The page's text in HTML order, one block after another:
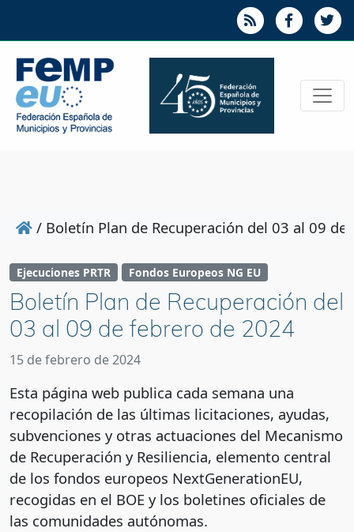
/ Boletín Plan de Recuperación del 03 al 09
Ejecuciones PRTR Fondos Europeos NG EU
Boletín Plan de Recuperación del
03 al 09 de febrero de 2024
15 de febrero de 2024
Esta página web publica cada semana una
recopilación de las últimas licitaciones, ayudas,
subvenciones y otras actuaciones del Mecanismo
de Recuperación y Resiliencia, elemento central
de los fondos europeos NextGenerationEU,
recogidas en el BOE y los boletines oficiales de
las comunidades autónomas.